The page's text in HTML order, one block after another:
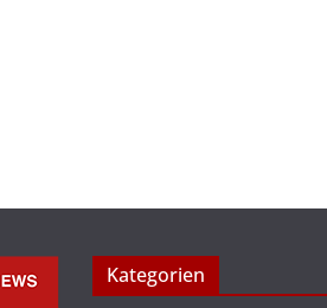
Kategorien